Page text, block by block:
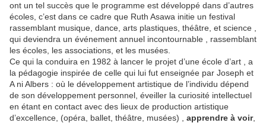
ont un tel succès que le programme est développé dans d’autres
écoles, c’est dans ce cadre que Ruth Asawa initie un festival
rassemblant musique, dance, arts plastiques, théâtre, et science ,
qui deviendra un événement annuel incontournable , rassemblant
les écoles, les associations, et les musées.
Ce qui la conduira en 1982 à lancer le projet d’une école d’art , a
la pédagogie inspirée de celle qui lui fut enseignée par Joseph et
A ni Albers : où le développement artistique de l’individu dépend
de son développement personnel, éveiller la curiosité intellectuel
en étant en contact avec des lieux de production artistique
d’excellence, (opéra, ballet, théâtre, musées) , apprendre à voir,